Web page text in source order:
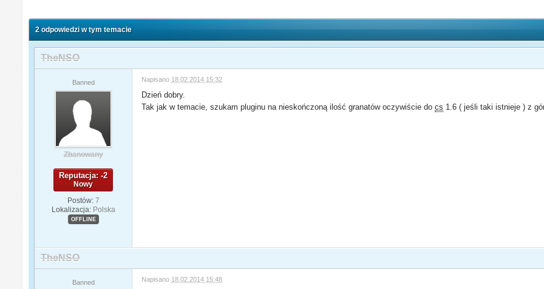
2 odpowiedzi w tym temacie
TheNSO
Banned
Zbanowany
Reputacja: -2
Nowy
Postów: 7
Lokalizacja: Polska
OFFLINE
Napisano 18.02.2014 15:32
Dzień dobry.
Tak jak w temacie, szukam pluginu na nieskończoną ilość granatów oczywiście docs 1.6 ( jeśli taki istnieje ) z
TheNSO
Banned Napisano 18.02.2014 15:48